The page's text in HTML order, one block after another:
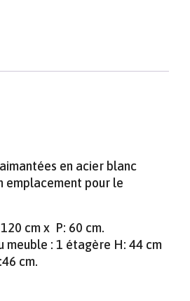
COMPACT POUR
en acier blanc
emplacement pour le
cm x P: 60 cm.
meuble : 1 étagère H: 44 cm
cm.